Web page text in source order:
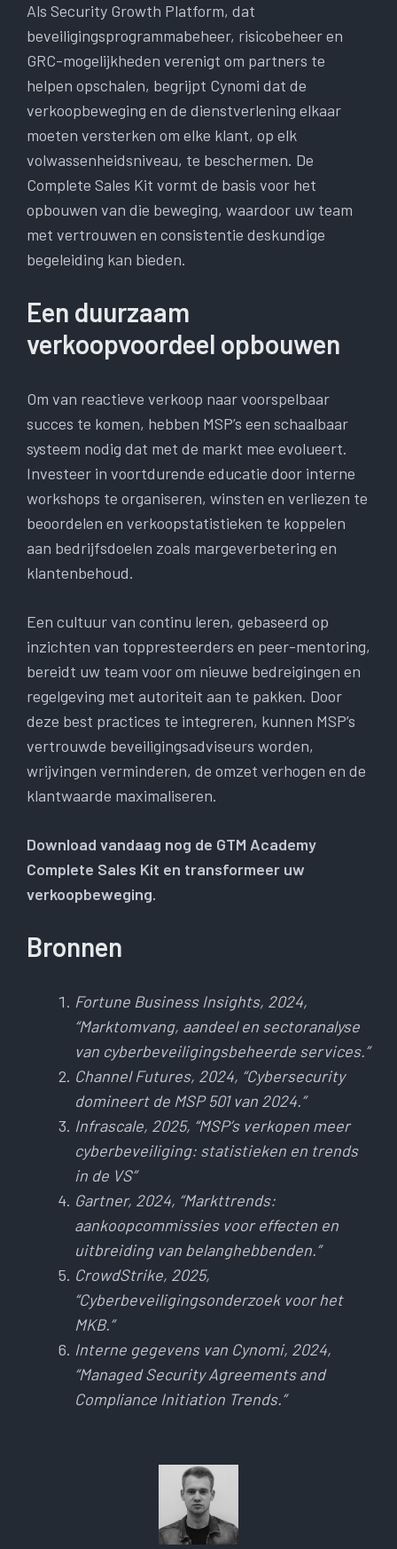
Als Security Growth Platform, dat
beveiligingsprogrammabeheer, risicobeheer en
GRC-mogelijkheden verenigt om partners te
helpen opschalen, begrijpt Cynomi dat de
verkoopbeweging en de dienstverlening elkaar
moeten versterken om elke klant, op elk
volwassenheidsniveau, te beschermen. De
Complete Sales Kit vormt de basis voor het
opbouwen van die beweging, waardoor uw team
met vertrouwen en consistentie deskundige
begeleiding kan bieden.
Een duurzaam
verkoopvoordeel opbouwen
Om van reactieve verkoop naar voorspelbaar
succes te komen, hebben MSP’s een schaalbaar
systeem nodig dat met de markt mee evolueert.
Investeer in voortdurende educatie door interne
workshops te organiseren, winsten en verliezen te
beoordelen en verkoopstatistieken te koppelen
aan bedrijfsdoelen zoals margeverbetering en
klantenbehoud.
Een cultuur van continu leren, gebaseerd op
inzichten van toppresteerders en peer-mentoring,
bereidt uw team voor om nieuwe bedreigingen en
regelgeving met autoriteit aan te pakken. Door
deze best practices te integreren, kunnen MSP’s
vertrouwde beveiligingsadviseurs worden,
wrijvingen verminderen, de omzet verhogen en de
klantwaarde maximaliseren.
Download vandaag nog de GTM Academy
Complete Sales Kit en transformeer uw
verkoopbeweging.
Bronnen
Fortune Business Insights, 2024,
“Marktomvang, aandeel en sectoranalyse
van cyberbeveiligingsbeheerde services.”
Channel Futures, 2024, “Cybersecurity
domineert de MSP 501 van 2024.”
Infrascale, 2025, “MSP’s verkopen meer
cyberbeveiliging: statistieken en trends
in de VS”
Gartner, 2024, “Markttrends:
aankoopcommissies voor effecten en
uitbreiding van belanghebbenden.”
CrowdStrike, 2025,
“Cyberbeveiligingsonderzoek voor het
MKB.”
Interne gegevens van Cynomi, 2024,
“Managed Security Agreements and
Compliance Initiation Trends.”